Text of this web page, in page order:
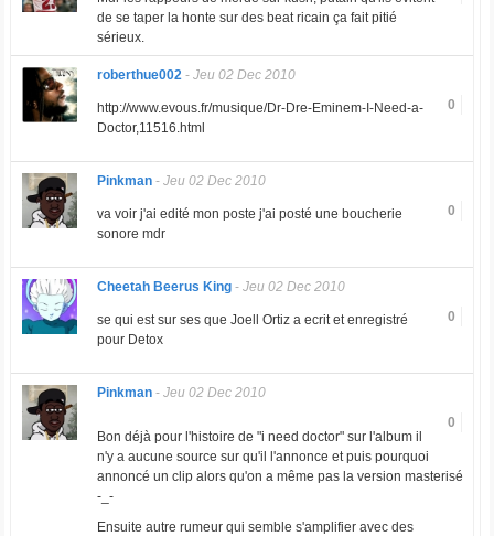
de se taper la honte sur des beat ricain ça fait pitié
sérieux.
roberthue002- Jeu 02 Dec 2010
0
http://www.evous.fr/musique/Dr-Dre-Eminem-I-Need-a-
Doctor,11516.html
Pinkman- Jeu 02 Dec 2010
0
va voir j'ai edité mon poste j'ai posté une boucherie
sonore mdr
Cheetah Beerus King- Jeu 02 Dec 2010
0
se qui est sur ses que Joell Ortiz a ecrit et enregistré
pour Detox
Pinkman- Jeu 02 Dec 2010
0
Bon déjà pour l'histoire de "i need doctor" sur l'album il
n'y a aucune source sur qu'il l'annonce et puis pourquoi
annoncé un clip alors qu'on a même pas la version masterisé
-_-
Ensuite autre rumeur qui semble s'amplifier avec des